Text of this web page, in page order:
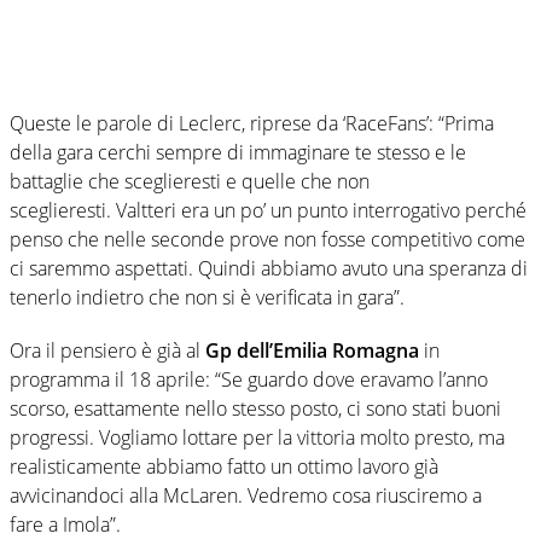
Queste le parole di Leclerc, riprese da ‘RaceFans’: “Prima
della gara cerchi sempre di immaginare te stesso e le
battaglie che sceglieresti e quelle che non
sceglieresti. Valtteri era un po’ un punto interrogativo perché
penso che nelle seconde prove non fosse competitivo come
ci saremmo aspettati. Quindi abbiamo avuto una speranza di
tenerlo indietro che non si è verificata in gara”.
Ora il pensiero è già al Gp dell’Emilia Romagna in
programma il 18 aprile: “Se guardo dove eravamo l’anno
scorso, esattamente nello stesso posto, ci sono stati buoni
progressi. Vogliamo lottare per la vittoria molto presto, ma
realisticamente abbiamo fatto un ottimo lavoro già
avvicinandoci alla McLaren. Vedremo cosa riusciremo a
fare a Imola”.